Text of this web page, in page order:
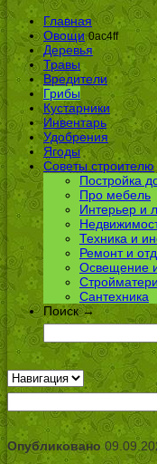
Главная
Овощи 0ac4ff
Деревья
Травы
Вредители
Грибы
Кустарники
Инвентарь
Удобрения
Ягоды
Советы строителю
Постройка
Про мебель
Интерьер и
Техника и
Ремонт и
Освещение
Сантехника
Поиск →
Опубликовано